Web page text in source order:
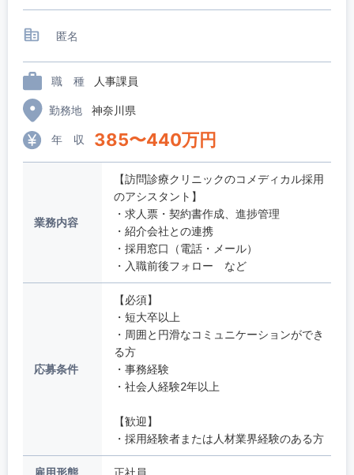
匿名
職 種 人事課員
勤務地 神奈川県
年 収 385〜440万円
業務内容
【訪問診療クリニックのコメディカル採用
のアシスタント】
・求人票・契約書作成、進捗管理
・紹介会社との連携
・採用窓口（電話・メール）
・入職前後フォロー など
応募条件
【必須】
・短大卒以上
・周囲と円滑なコミュニケーションができ
る方
・事務経験
・社会人経験2年以上
【歓迎】
・採用経験者または人材業界経験のある方
雇用形態 正社員